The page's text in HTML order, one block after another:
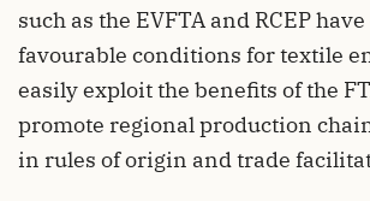
such as the EVFTA and RCEP
favourable conditions for textile
easily exploit the benefits of the
promote regional production
in rules of origin and trade